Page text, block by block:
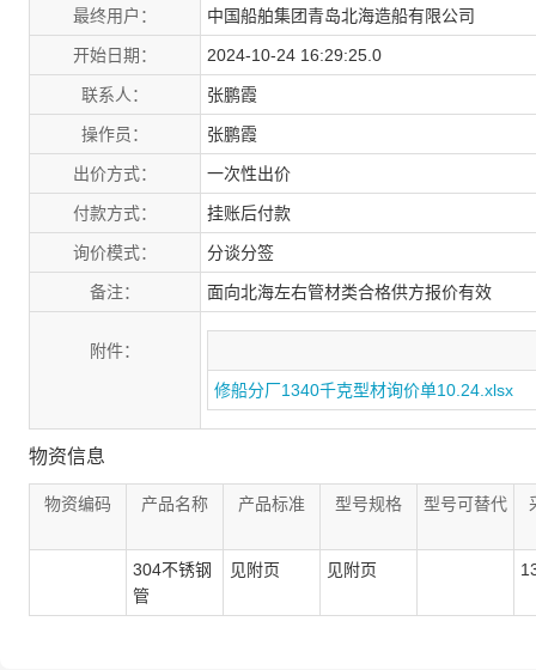
最终用户： 中国船舶集团青岛北海造船有限公司
开始日期： 2024-10-24 16:29:25.0
联系人： 张鹏霞
操作员： 张鹏霞
出价方式： 一次性出价
付款方式： 挂账后付款
询价模式： 分谈分签
备注： 面向北海左右管材类合格供方报价有效
附件：
修船分厂1340千克型材询价单10.24.xlsx
物资信息
物资编码 产品名称 产品标准 型号规格 型号可替代
304不锈钢
管
见附页 见附页